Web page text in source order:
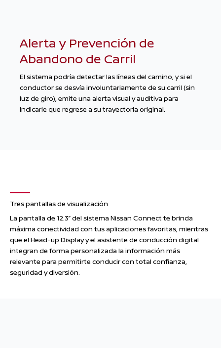
Alerta y Prevención de
Abandono de Carril
El sistema podría detectar las líneas del camino, y si el
conductor se desvía involuntariamente de su carril (sin
luz de giro), emite una alerta visual y auditiva para
indicarle que regrese a su trayectoria original.
Tres pantallas de visualización
La pantalla de 12.3” del sistema Nissan Connect te brinda
máxima conectividad con tus aplicaciones favoritas, mientras
que el Head-up Display y el asistente de conducción digital
integran de forma personalizada la información más
relevante para permitirte conducir con total confianza,
seguridad y diversión.